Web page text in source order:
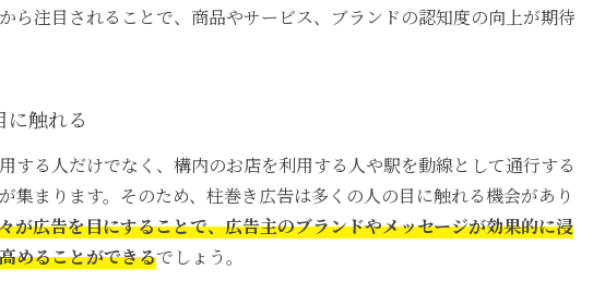
ら注目されることで、商品やサービス、ブランドの認知度の向上が期待
に触れる
する人だけでなく、構内のお店を利用する人や駅を動線として通行する
集まります。そのため、柱巻き広告は多くの人の目に触れる機会があり
が広告を目にすることで、広告主のブランドやメッセージが効果的に浸
めることができるでしょう。